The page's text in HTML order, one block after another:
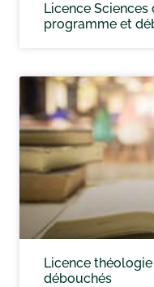
Licence Sciences
programme et
Licence
débouchés